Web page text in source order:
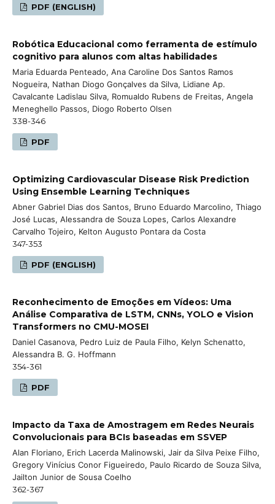
PDF (ENGLISH)
Robótica Educacional como ferramenta de estímulo
cognitivo para alunos com altas habilidades
Maria Eduarda Penteado, Ana Caroline Dos Santos Ramos
Nogueira, Nathan Diogo Gonçalves da Silva, Lidiane Ap.
Cavalcante Ladislau Silva, Romualdo Rubens de Freitas, Angela
Meneghello Passos, Diogo Roberto Olsen
338-346
PDF
Optimizing Cardiovascular Disease Risk Prediction
Using Ensemble Learning Techniques
Abner Gabriel Dias dos Santos, Bruno Eduardo Marcolino, Thiago
José Lucas, Alessandra de Souza Lopes, Carlos Alexandre
Carvalho Tojeiro, Kelton Augusto Pontara da Costa
347-353
PDF (ENGLISH)
Reconhecimento de Emoções em Vídeos: Uma
Análise Comparativa de LSTM, CNNs, YOLO e Vision
Transformers no CMU-MOSEI
Daniel Casanova, Pedro Luiz de Paula Filho, Kelyn Schenatto,
Alessandra B. G. Hoffmann
354-361
PDF
Impacto da Taxa de Amostragem em Redes Neurais
Convolucionais para BCIs baseadas em SSVEP
Alan Floriano, Erich Lacerda Malinowski, Jair da Silva Peixe Filho,
Gregory Vinícius Conor Figueiredo, Paulo Ricardo de Souza Silva,
Jailton Junior de Sousa Coelho
362-367